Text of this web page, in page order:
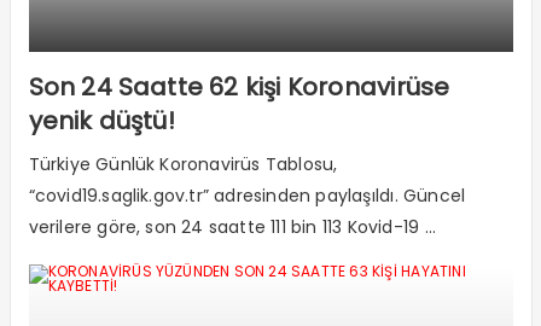
Son 24 Saatte 62 kişi Koronavirüse
yenik düştü!
Türkiye Günlük Koronavirüs Tablosu,
“covid19.saglik.gov.tr” adresinden paylaşıldı. Güncel
verilere göre, son 24 saatte 111 bin 113 Kovid-19 ...